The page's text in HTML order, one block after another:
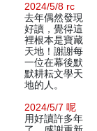
2024/5/8 rc
去年偶然發現
好讀，覺得這
裡根本是寶藏
天地！謝謝每
一位在幕後默
默耕耘文學天
地的人。
2024/5/7 呢
用好讀許多年